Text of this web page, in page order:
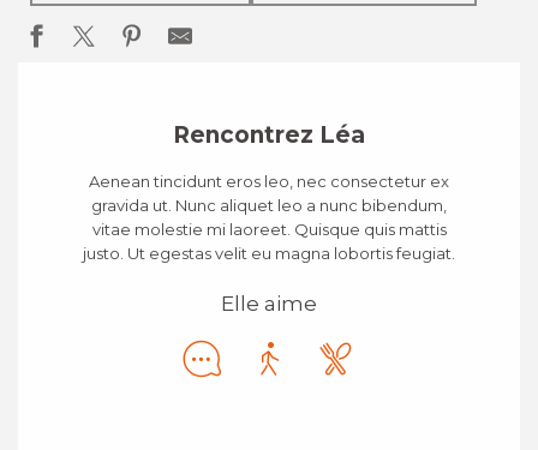
Rencontrez Léa
Aenean tincidunt eros leo, nec consectetur ex
gravida ut. Nunc aliquet leo a nunc bibendum,
vitae molestie mi laoreet. Quisque quis mattis
justo. Ut egestas velit eu magna lobortis feugiat.
Elle aime